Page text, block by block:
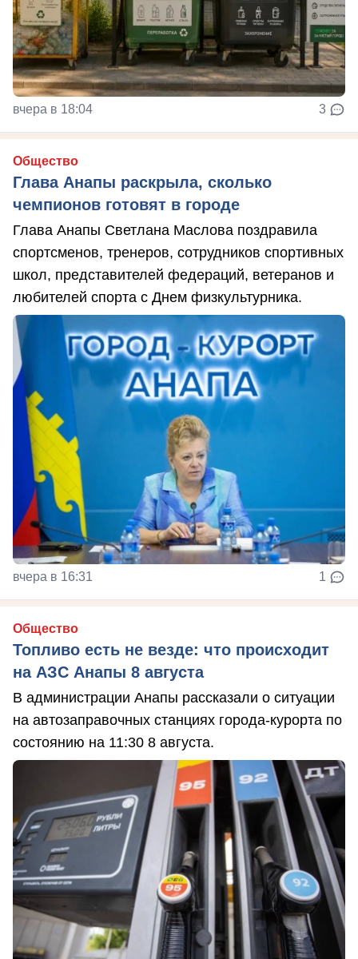
вчера в 18:04 3
Общество
Глава Анапы раскрыла, сколько
чемпионов готовят в городе
Глава Анапы Светлана Маслова поздравила
спортсменов, тренеров, сотрудников спортивных
школ, представителей федераций, ветеранов и
любителей спорта с Днем физкультурника.
вчера в 16:31 1
Общество
Топливо есть не везде: что происходит
на АЗС Анапы 8 августа
В администрации Анапы рассказали о ситуации
на автозаправочных станциях города-курорта по
состоянию на 11:30 8 августа.